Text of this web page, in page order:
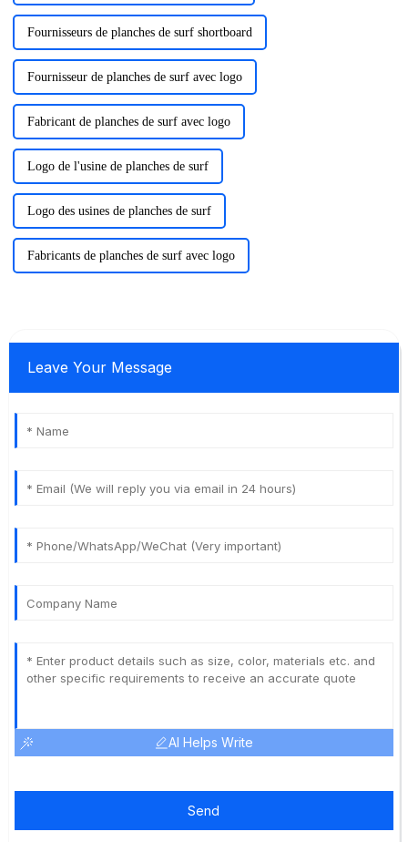
Fournisseurs de planches de surf shortboard
Fournisseur de planches de surf avec logo
Fabricant de planches de surf avec logo
Logo de l'usine de planches de surf
Logo des usines de planches de surf
Fabricants de planches de surf avec logo
Leave Your Message
AI Helps Write
Send